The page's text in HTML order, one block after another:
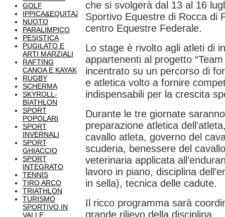
GOLF
IPPICA&EQUITAZIONE
NUOTO
PARALIMPICO
PESISTICA
PUGILATO E
ARTI MARZIALI
RAFTING
CANOA E KAYAK
RUGBY
SCHERMA
SKYROLL-
BIATHLON
SPORT
POPOLARI
SPORT
INVERNALI
SPORT
GHIACCIO
SPORT
INTEGRATO
TENNIS
TIRO ARCO
TRIATHLON
TURISMO
SPORTIVO IN
VALLE
che si svolgerà dal 13 al 16
Sportivo Equestre di Rocca di
centro Equestre Federale.
Lo stage è rivolto agli atleti di
appartenenti al progetto
incentrato su un percorso di
e atletica volto a fornire
indispensabili per la crescita
Durante le tre giornate
preparazione atletica
cavallo atleta, governo del
scuderia, benessere del
veterinaria applicata
lavoro in piano, disciplina
in sella), tecnica delle cadute.
Il ricco programma sarà
grande rilievo della disciplina.